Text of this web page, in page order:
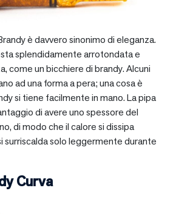
è davvero sinonimo di eleganza.
splendidamente arrotondata e
come un bicchiere di brandy. Alcuni
ad una forma a pera; una cosa è
si tiene facilmente in mano. La pipa
di avere uno spessore del
di modo che il calore si dissipa
surriscalda solo leggermente durante
Curva